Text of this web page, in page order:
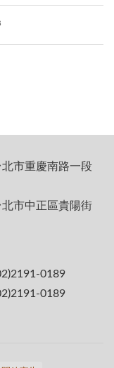
市重慶南路一段
市中正區貴陽街
0189
0189